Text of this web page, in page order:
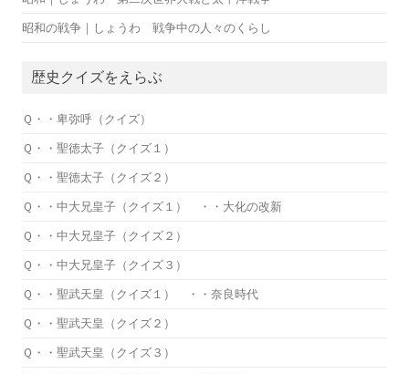
昭和の戦争｜しょうわ 戦争中の人々のくらし
歴史クイズをえらぶ
Ｑ・・卑弥呼（クイズ）
Ｑ・・聖徳太子（クイズ１）
Ｑ・・聖徳太子（クイズ２）
Ｑ・・中大兄皇子（クイズ１） ・・大化の改新
Ｑ・・中大兄皇子（クイズ２）
Ｑ・・中大兄皇子（クイズ３）
Ｑ・・聖武天皇（クイズ１） ・・奈良時代
Ｑ・・聖武天皇（クイズ２）
Ｑ・・聖武天皇（クイズ３）